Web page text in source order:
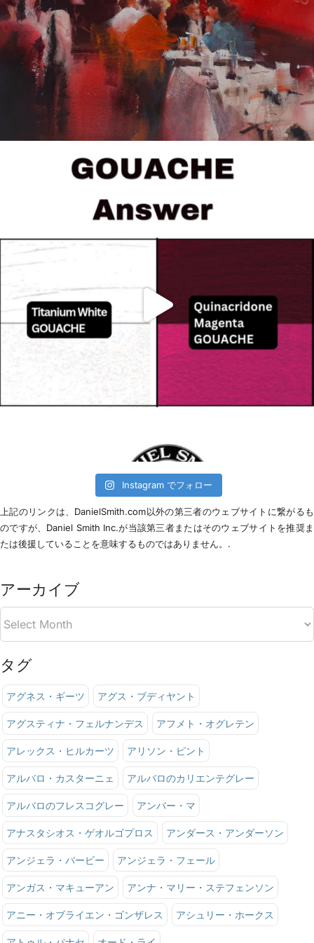
Instagram でフォロー
上記のリンクは、DanielSmith.com以外の第三者のウェブサイトに繋がるも
のですが、Daniel Smith Inc.が当該第三者またはそのウェブサイトを推奨ま
たは後援していることを意味するものではありません。.
アーカイブ
タグ
アグネス・ギーツ アグス・ブディヤント
アグスティナ・フェルナンデス アフメト・オグレテン
アレックス・ヒルカーツ アリソン・ピント
アルバロ・カスターニェ アルバロのカリエンテグレー
アルバロのフレスコグレー アンバー・マ
アナスタシオス・ゲオルゴプロス アンダース・アンダーソン
アンジェラ・バービー アンジェラ・フェール
アンガス・マキューアン アンナ・マリー・ステフェンソン
アニー・オブライエン・ゴンザレス アシュリー・ホークス